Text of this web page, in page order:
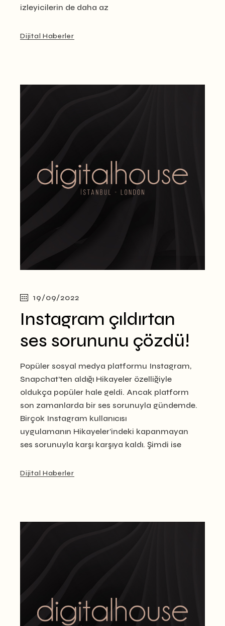
izleyicilerin de daha az
Dijital Haberler
19/09/2022
Instagram çıldırtan
ses sorununu çözdü!
Popüler sosyal medya platformu Instagram,
Snapchat’ten aldığı Hikayeler özelliğiyle
oldukça popüler hale geldi. Ancak platform
son zamanlarda bir ses sorunuyla gündemde.
Birçok Instagram kullanıcısı
uygulamanın Hikayeler’indeki kapanmayan
ses sorunuyla karşı karşıya kaldı. Şimdi ise
Dijital Haberler